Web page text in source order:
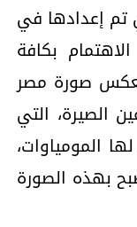
تم إعدادها في
بكافة
صورة مصر
الصيرة، التي
المومياوات،
بهذه الصورة